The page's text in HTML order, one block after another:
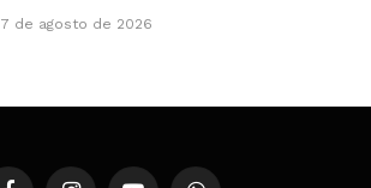
7 de agosto de 2026